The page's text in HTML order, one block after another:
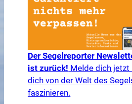
Der Segelreporter
ist zurück! Melde dich jetzt
dich von der Welt des
faszinieren.